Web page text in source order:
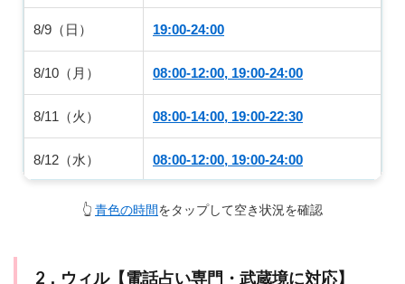
8/9（日） 19:00-24:00
8/10（月） 08:00-12:00, 19:00-24:00
8/11（火） 08:00-14:00, 19:00-22:30
8/12（水） 08:00-12:00, 19:00-24:00
8/13（木） 08:00-14:00, 19:00-24:00
👆 青色の時間をタップして空き状況を確認
2．ウィル【電話占い専門・武蔵境に対応】